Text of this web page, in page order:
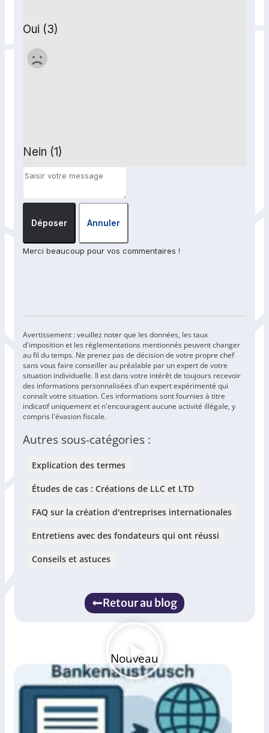
Oui (3)
Nein (1)
Déposer Annuler
Merci beaucoup pour vos commentaires !
Avertissement : veuillez noter que les données, les taux
d'imposition et les réglementations mentionnés peuvent changer
au fil du temps. Ne prenez pas de décision de votre propre chef
sans vous faire conseiller au préalable par un expert de votre
situation individuelle. Il est dans votre intérêt de toujours recevoir
des informations personnalisées d'un expert expérimenté qui
connaît votre situation. Ces informations sont fournies à titre
indicatif uniquement et n'encouragent aucune activité illégale, y
compris l'évasion fiscale.
Autres sous-catégories :
Explication des termes
Études de cas : Créations de LLC et LTD
FAQ sur la création d'entreprises internationales
Entretiens avec des fondateurs qui ont réussi
Conseils et astuces
Retour au blog
Nouveau